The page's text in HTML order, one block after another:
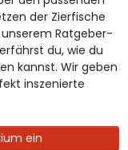
der Zierfische
Ratgeber-
du, wie du
kannst. Wir geben
inszenierte
ein